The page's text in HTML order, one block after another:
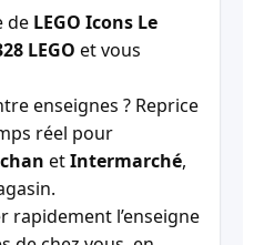
de LEGO Icons Le
LEGO et vous
enseignes ? Reprice
réel pour
etIntermarché,
rapidement l’enseigne